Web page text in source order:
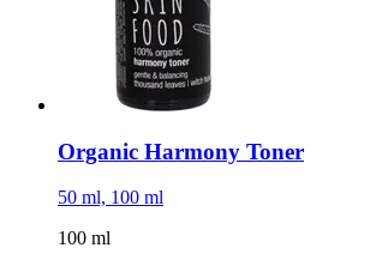
Organic Harmony Toner
50 ml, 100 ml
100 ml